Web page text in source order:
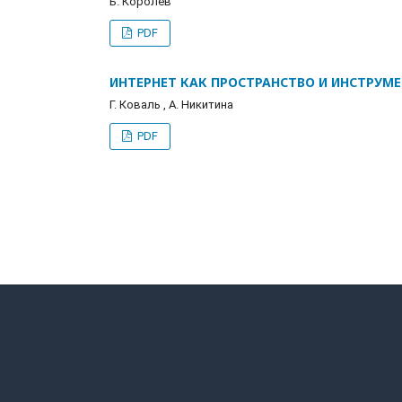
PDF
ИНТЕРНЕТ КАК ПРОСТРАНСТВО И
Г. Коваль , A. Никитина
PDF